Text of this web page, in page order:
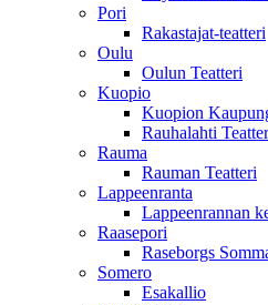
Pori
Rakastajat-teatteri
Oulu
Oulun Teatteri
Kuopio
Kuopion
Rauhalahti
Rauma
Rauman Teatteri
Lappeenranta
Lappeenrannan
Raasepori
Raseborgs
Somero
Esakallio